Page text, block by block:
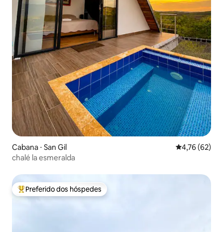
Cabana ⋅ San Gil 4,76 de uma
4,76 (62)
chalé la esmeralda
Entre os melhores preferidos dos hóspedes
Preferido dos hóspedes